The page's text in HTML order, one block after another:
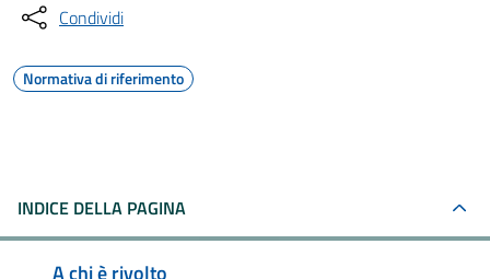
Condividi
Normativa di riferimento
INDICE DELLA PAGINA
A chi è rivolto